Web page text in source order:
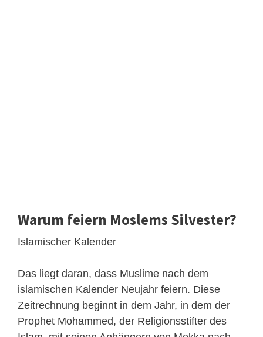
Warum feiern Moslems Silvester?
Islamischer Kalender
Das liegt daran, dass Muslime nach dem
islamischen Kalender Neujahr feiern. Diese
Zeitrechnung beginnt in dem Jahr, in dem der
Prophet Mohammed, der Religionsstifter des